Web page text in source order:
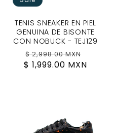
TENIS SNEAKER EN PIEL
GENUINA DE BISONTE
CON NOBUCK - TEJ129
Regular
price
$ 2,998.00 MXN
price
$ 1,999.00 MXN